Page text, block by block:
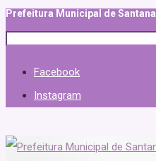
Prefeitura Municipal de Santana
Facebook
Instagram